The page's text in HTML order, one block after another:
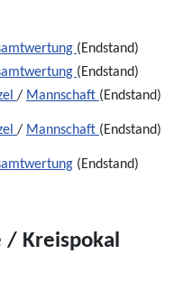
(Endstand)
(Endstand)
/ Mannschaft (Endstand)
/ Mannschaft (Endstand)
(Endstand)
/ Kreispokal